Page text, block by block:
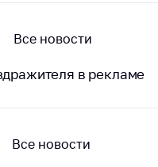
и
Все новости
в рекламе
Все новости